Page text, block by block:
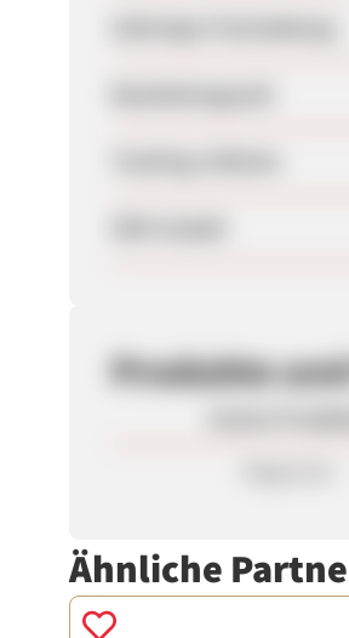
Produkte
Ähnliche